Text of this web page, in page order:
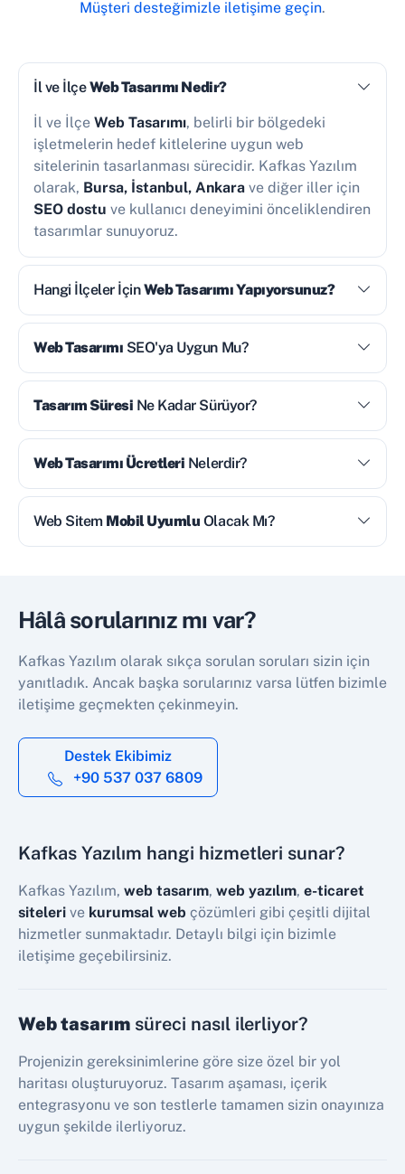
Müşteri desteğimizle iletişime geçin.
İl ve İlçeWeb Tasarımı Nedir?
İl ve İlçe Web Tasarımı, belirli bir bölgedeki
işletmelerin hedef kitlelerine uygun web
sitelerinin tasarlanması sürecidir. Kafkas Yazılım
olarak, Bursa, İstanbul, Ankara ve diğer iller için
SEO dostu ve kullanıcı deneyimini önceliklendiren
tasarımlar sunuyoruz.
Hangi İlçeler İçinWeb Tasarımı Yapıyorsunuz?
Web Tasarımı SEO'ya Uygun Mu?
Tasarım Süresi Ne Kadar Sürüyor?
Web Tasarımı Ücretleri Nelerdir?
Web Sitem Mobil Uyumlu Olacak Mı?
Hâlâ sorularınız mı var?
Kafkas Yazılım olarak sıkça sorulan soruları sizin için
yanıtladık. Ancak başka sorularınız varsa lütfen bizimle
iletişime geçmekten çekinmeyin.
Destek Ekibimiz
+90 537 037 6809
Kafkas Yazılım hangi hizmetleri sunar?
Kafkas Yazılım, web tasarım, web yazılım, e-ticaret
siteleri ve kurumsal web çözümleri gibi çeşitli dijital
hizmetler sunmaktadır. Detaylı bilgi için bizimle
iletişime geçebilirsiniz.
Web tasarım süreci nasıl ilerliyor?
Projenizin gereksinimlerine göre size özel bir yol
haritası oluşturuyoruz. Tasarım aşaması, içerik
entegrasyonu ve son testlerle tamamen sizin onayınıza
uygun şekilde ilerliyoruz.